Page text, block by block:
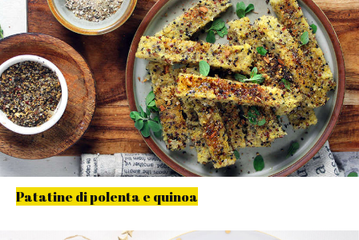
Patatine di polenta e quinoa